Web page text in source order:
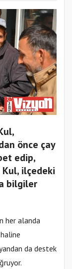
önce çay
edip,
ilçedeki
bilgiler
her alanda
da destek